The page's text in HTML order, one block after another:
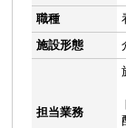
職種
施設形態
担当業務